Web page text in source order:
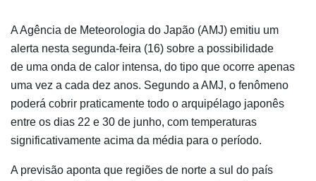
A Agência de Meteorologia do Japão (AMJ) emitiu um
alerta nesta segunda-feira (16) sobre a possibilidade
de uma onda de calor intensa, do tipo que ocorre apenas
uma vez a cada dez anos. Segundo a AMJ, o fenômeno
poderá cobrir praticamente todo o arquipélago japonês
entre os dias 22 e 30 de junho, com temperaturas
significativamente acima da média para o período.
A previsão aponta que regiões de norte a sul do país